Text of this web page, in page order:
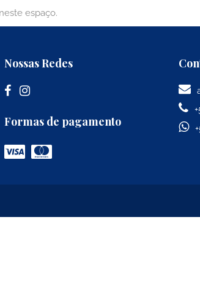
espaço.
Nossas Redes
Formas de pagamento